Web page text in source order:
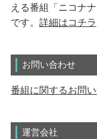
える番組「ニコナ
です。 詳細はコチラ
お問い合わせ
番組に関するお問
運営会社